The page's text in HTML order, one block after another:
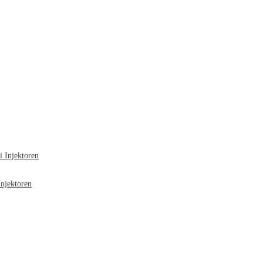
Injektoren